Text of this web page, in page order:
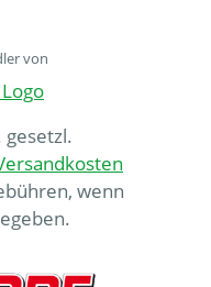
von
gesetzl.
wenn